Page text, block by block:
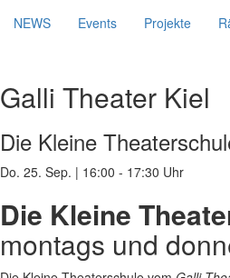
NEWS Events Projekte
Galli Theater Kiel
Die Kleine
Do. 25. Sep. | 16:00 - 17:30 Uhr
Die Kleine
montags und